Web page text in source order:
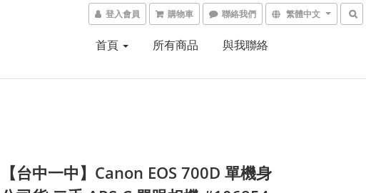
登入會員 購物車 聯絡我們 繁體中文
首頁 所有商品 與我聯絡
【台中一中】Canon EOS 700D 單機身